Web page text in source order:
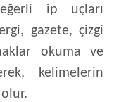
ip uçları
gazete, çizgi
okuma ve
kelimelerin
olur.